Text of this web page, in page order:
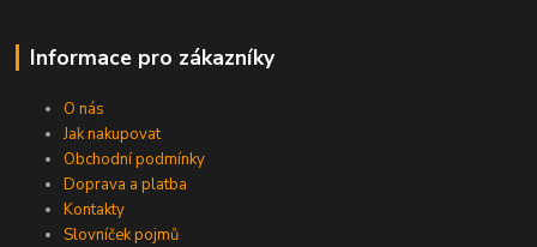
Informace pro zákazníky
O nás
Jak nakupovat
Obchodní podmínky
Doprava a platba
Kontakty
Slovníček pojmů